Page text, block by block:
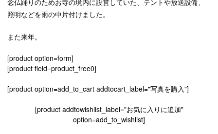
照明などを雨の中片付けました。
また来年。
[product option=form]
[product field=product_free0]
[product option=add_to_cart addtocart_label="写真を購入"]
[product addtowishlist_label="お気に入りに追加"
option=add_to_wishlist]